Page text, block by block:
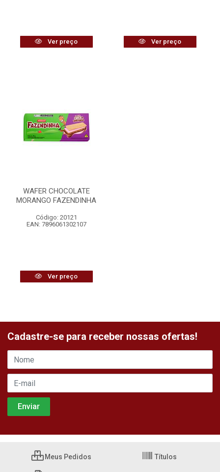
Ver preço Ver preço
WAFER CHOCOLATE
MORANGO FAZENDINHA
Código: 20121
EAN: 7896061302107
Ver preço
Cadastre-se para receber nossas ofertas!
Meus Pedidos Títulos